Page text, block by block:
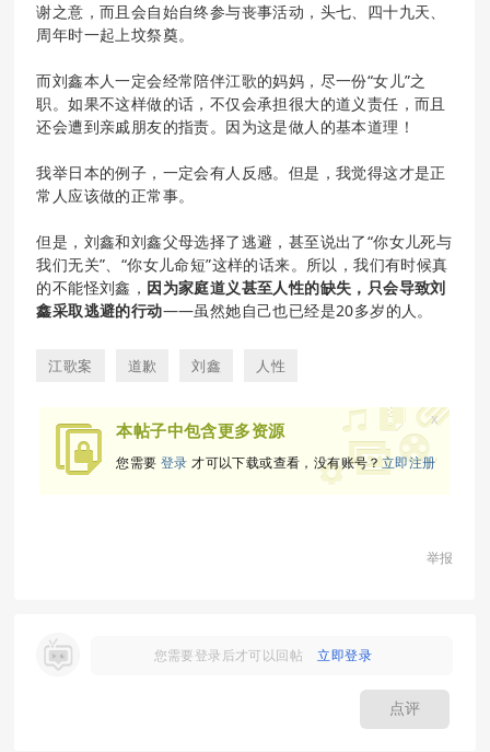
谢之意，而且会自始自终参与丧事活动，头七、四十九天、
周年时一起上坟祭奠。
而刘鑫本人一定会经常陪伴江歌的妈妈，尽一份“女儿”之
职。如果不这样做的话，不仅会承担很大的道义责任，而且
还会遭到亲戚朋友的指责。因为这是做人的基本道理！
我举日本的例子，一定会有人反感。但是，我觉得这才是正
常人应该做的正常事。
但是，刘鑫和刘鑫父母选择了逃避，甚至说出了“你女儿死与
我们无关”、“你女儿命短”这样的话来。所以，我们有时候真
的不能怪刘鑫， 因为家庭道义甚至人性的缺失，只会导致刘
鑫采取逃避的行动——虽然她自己也已经是20多岁的人。
江歌案 道歉 刘鑫 人性
本帖子中包含更多资源
您需要登录 才可以下载或查看，没有账号？立即注册
x
举报
您需要登录后才可以回帖 立即登录
点评